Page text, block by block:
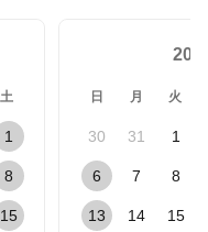
土
1
8
15
日 月 火
30 31 1
6 7 8
13 14 15